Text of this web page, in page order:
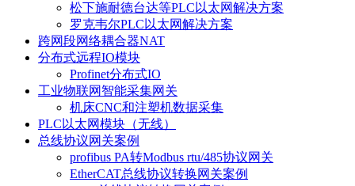
松下施耐德台达等PLC以太网解决方案
罗克韦尔PLC以太网解决方案
跨网段网络耦合器NAT
分布式远程IO模块
Profinet分布式IO
工业物联网智能采集网关
机床CNC和注塑机数据采集
PLC以太网模块（无线）
总线协议网关案例
profibus PA转Modbus rtu/485协议网关
EtherCAT总线协议转换网关案例